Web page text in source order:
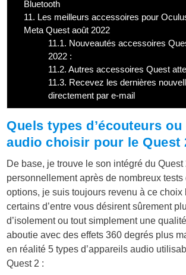
Bluetooth
11. Les meilleurs accessoires pour
Meta Quest août 2022
11.1. Nouveautés accessoires
2022 :
11.2. Autres accessoires Quest
11.3. Recevez les dernières
directement par e-mail
Quels types d’écouteurs
audio choisir pour le Quest
De base, je trouve le son intégré du
personnellement après de nombreux tests
options, je suis toujours revenu à ce choix
certains d’entre vous désirent sûrement
d’isolement ou tout simplement une
aboutie avec des effets 360 degrés plus
en réalité 5 types d’appareils audio
Quest 2 :